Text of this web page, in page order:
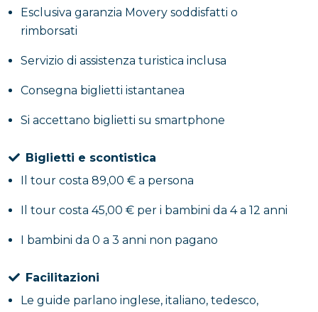
Taormina, uno dei siti archeologici più suggestivi
della Sicilia, passeggiare tra i giardini pubblici e
anche la splendida Isola Bella, simbolo naturale della
città, con il suo mare cristallino e il paesaggio da
disposizione per continuare la visita in totale libertà,
esplorando scorci caratteristici, negozi tipici e
dei luoghi più affascinanti dell’isola. Un itinerario che
unisce la forza della natura vulcanica al fascino
Esclusiva garanzia Movery soddisfatti o
rimborsati
Servizio di assistenza turistica inclusa
Consegna biglietti istantanea
Si accettano biglietti su smartphone
Biglietti e scontistica
Il tour costa 89,00 € a persona
Il tour costa 45,00 € per i bambini da 4 a 12 anni
I bambini da 0 a 3 anni non pagano
Facilitazioni
Le guide parlano inglese, italiano, tedesco,